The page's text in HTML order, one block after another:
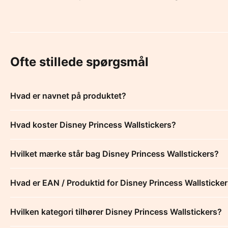
Ofte stillede spørgsmål
Hvad er navnet på produktet?
Hvad koster Disney Princess Wallstickers?
Hvilket mærke står bag Disney Princess Wallstickers?
Hvad er EAN / Produktid for Disney Princess
Hvilken kategori tilhører Disney Princess Wallstickers?